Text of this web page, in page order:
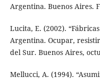
Argentina. Buenos Aires.
Lucita, E. (2002).
Argentina. Ocupar,
del Sur. Buenos Aires,
Mellucci, A. (1994).